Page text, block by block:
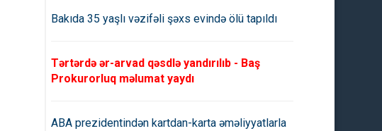
Bakıda 35 yaşlı vəzifəli şəxs evində ölü tapıldı
Tərtərdə ər-arvad qəsdlə yandırılıb - Baş
Prokurorluq məlumat yaydı
ABA prezidentindən kartdan-karta əməliyyatlarla